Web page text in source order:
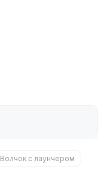
Волчок с лаунчером